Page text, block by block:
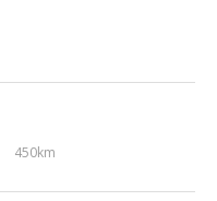
450km